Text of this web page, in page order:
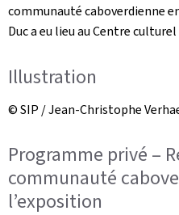
communauté caboverdienne
Duc a eu lieu au Centre
Illustration
© SIP / Jean-Christophe
Programme privé –
communauté
l’exposition